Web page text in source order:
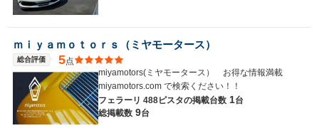
ｍｉｙａｍｏｔｏｒｓ（ミヤモータース）
総合評価 5点
miyamotors(ミヤモータース） お得な情報満載
miyamotors.com で検索ください！！
フェラーリ 488ピスタの掲載台数 1台
総掲載数 9台